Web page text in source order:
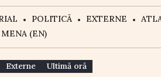
POLITICĂ EXTERNE
(EN)
Externe Ultimă oră